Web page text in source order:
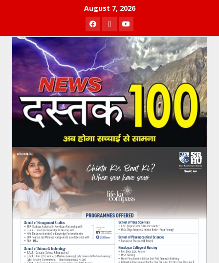
August 7, 2026
Facebook
TwitterYoutube